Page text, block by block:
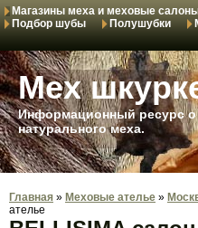
Магазины меха и меховые
Подбор шубы
Полушубки
Мех
Информационный ресурс о
натурального меха.
Главная » Меховые ателье »
ателье